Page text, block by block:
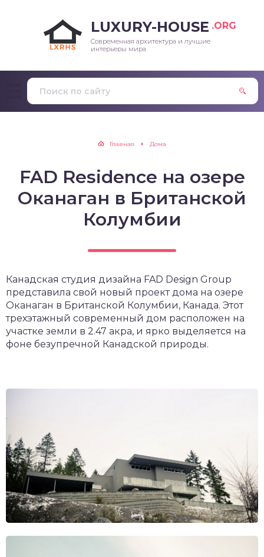
LUXURY-HOUSE .ORG
Современная архитектура и лучшие
интерьеры мира
Главная Дома
FAD Residence на озере
Оканаган в Британской
Колумбии
Канадская студия дизайна FAD Design Group
представила свой новый проект дома на озере
Оканаган в Британской Колумбии, Канада. Этот
трехэтажный современный дом расположен на
участке земли в 2.47 акра, и ярко выделяется на
фоне безупречной Канадской природы.